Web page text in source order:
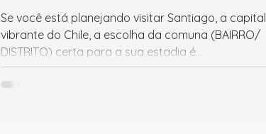
Se você está planejando visitar Santiago, a capital
vibrante do Chile, a escolha da comuna (BAIRRO/
DISTRITO) certa para a sua estadia é...